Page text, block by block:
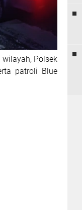
Polsek
patroli Blue